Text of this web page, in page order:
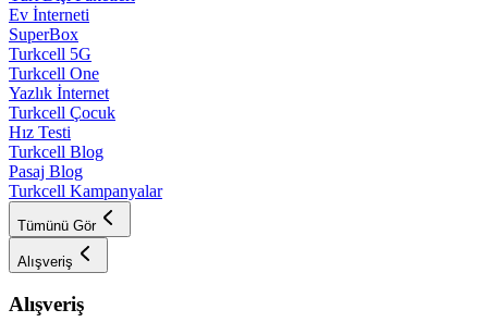
Ev İnterneti
SuperBox
Turkcell 5G
Turkcell One
Yazlık İnternet
Turkcell Çocuk
Hız Testi
Turkcell Blog
Pasaj Blog
Turkcell Kampanyalar
Tümünü Gör
Alışveriş
Alışveriş